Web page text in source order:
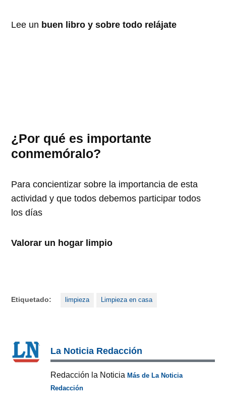
Lee un buen libro y sobre todo relájate
¿Por qué es importante
conmemóralo?
Para concientizar sobre la importancia de esta
actividad y que todos debemos participar todos
los días
Valorar un hogar limpio
Etiquetado: limpieza Limpieza en casa
La Noticia Redacción
Redacción la NoticiaMás de La Noticia
Redacción